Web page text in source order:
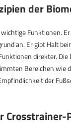
der
Funktionen.
an. Er gibt Halt
direkter. Die
Bereichen wie
der
Crosstrainer-